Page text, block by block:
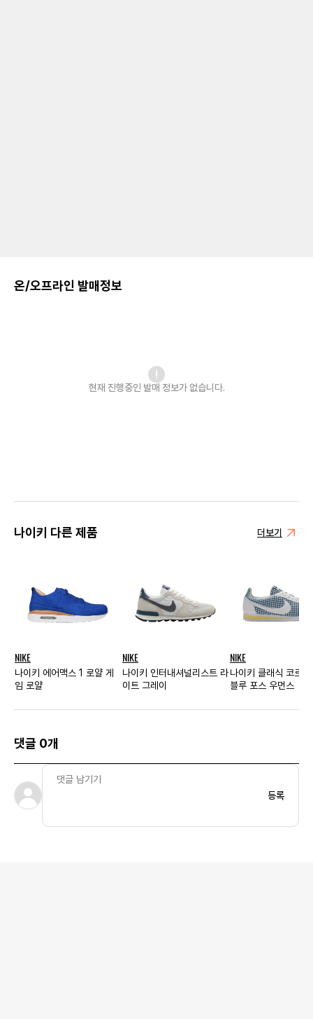
온/오프라인 발매정보
현재 진행중인 발매 정보가 없습니다.
나이키 다른 제품 더보기
NIKE
나이키 에어맥스 1 로얄 게
임 로얄
NIKE
나이키 인터내셔널리스트 라
이트 그레이
NIKE
나이키 클래식 코르
블루 포스 우먼스
댓글 0개
등록